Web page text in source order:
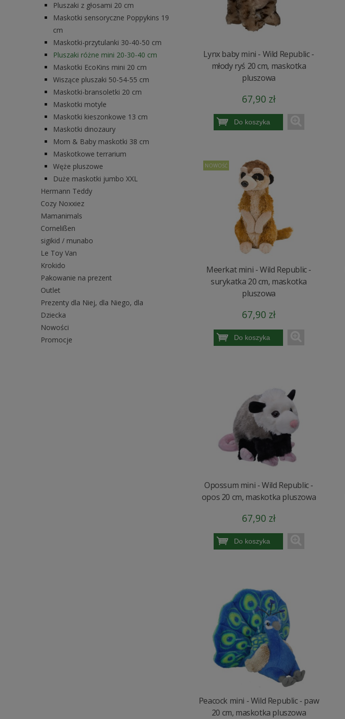
Pluszaki z głosami 20 cm
Maskotki sensoryczne Poppykins 19
cm
Maskotki-przytulanki 30-40-50 cm
Pluszaki różne mini 20-30-40 cm
Maskotki EcoKins mini 20 cm
Wiszące pluszaki 50-54-55 cm
Maskotki-bransoletki 20 cm
Maskotki motyle
Maskotki kieszonkowe 13 cm
Maskotki dinozaury
Mom & Baby maskotki 38 cm
Maskotkowe terrarium
Węże pluszowe
Duże maskotki jumbo XXL
Hermann Teddy
Cozy Noxxiez
Mamanimals
Cornelißen
sigikid / munabo
Le Toy Van
Krokido
Pakowanie na prezent
Outlet
Prezenty dla Niej, dla Niego, dla
Dziecka
Nowości
Promocje
Lynx baby mini - Wild Republic -
młody ryś 20 cm, maskotka
pluszowa
67,90 zł
Do koszyka
Meerkat mini - Wild Republic -
surykatka 20 cm, maskotka
pluszowa
67,90 zł
Do koszyka
NOWOŚĆ
Opossum mini - Wild Republic -
opos 20 cm, maskotka pluszowa
67,90 zł
Do koszyka
Peacock mini - Wild Republic - paw
20 cm, maskotka pluszowa